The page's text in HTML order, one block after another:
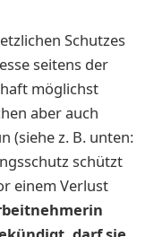
Schutzes
seitens der
möglichst
aber auch
(siehe z. B. unten:
schützt
einem Verlust